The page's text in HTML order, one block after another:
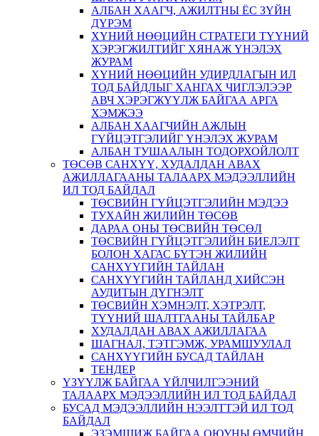
АЛБАН ХААГЧ, АЖИЛТНЫ ЁС ЗҮЙН
ДҮРЭМ
ХҮНИЙ НӨӨЦИЙН СТРАТЕГИ ТҮҮНИЙ
ХЭРЭГЖИЛТИЙГ ХЯНАЖ ҮНЭЛЭХ
ЖУРАМ
ХҮНИЙ НӨӨЦИЙН УДИРДЛАГЫН ИЛ
ТОД БАЙДЛЫГ ХАНГАХ ЧИГЛЭЛЭЭР
АВЧ ХЭРЭГЖҮҮЛЖ БАЙГАА АРГА
ХЭМЖЭЭ
АЛБАН ХААГЧИЙН АЖЛЫН
ГҮЙЦЭТГЭЛИЙГ ҮНЭЛЭХ ЖУРАМ
АЛБАН ТУШААЛЫН ТОДОРХОЙЛОЛТ
ТӨСӨВ САНХҮҮ, ХУДАЛДАН АВАХ
АЖИЛЛАГААНЫ ТАЛААРХ МЭДЭЭЛЛИЙН
ИЛ ТОД БАЙДАЛ
ТӨСВИЙН ГҮЙЦЭТГЭЛИЙН МЭДЭЭ
ТУХАЙН ЖИЛИЙН ТӨСӨВ
ДАРАА ОНЫ ТӨСВИЙН ТӨСӨЛ
ТӨСВИЙН ГҮЙЦЭТГЭЛИЙН БИЕЛЭЛТ
БОЛОН ХАГАС БҮТЭН ЖИЛИЙН
САНХҮҮГИЙН ТАЙЛАН
САНХҮҮГИЙН ТАЙЛАНД ХИЙСЭН
АУДИТЫН ДҮГНЭЛТ
ТӨСВИЙН ХЭМНЭЛТ, ХЭТРЭЛТ,
ТҮҮНИЙ ШАЛТГААНЫ ТАЙЛБАР
ХУДАЛДАН АВАХ АЖИЛЛАГАА
ШАГНАЛ, ТЭТГЭМЖ, УРАМШУУЛАЛ
САНХҮҮГИЙН БУСАД ТАЙЛАН
ТЕНДЕР
ҮЗҮҮЛЖ БАЙГАА ҮЙЛЧИЛГЭЭНИЙ
ТАЛААРХ МЭДЭЭЛЛИЙН ИЛ ТОД БАЙДАЛ
БУСАД МЭДЭЭЛЛИЙН НЭЭЛТТЭЙ ИЛ ТОД
БАЙДАЛ
ЭЗЭМШИЖ БАЙГАА ОЮУНЫ ӨМЧИЙН